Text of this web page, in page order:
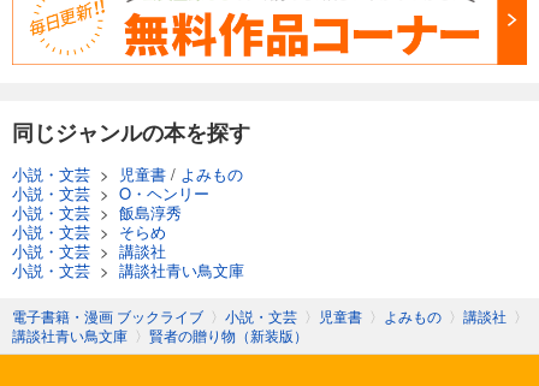
同じジャンルの本を探す
小説・文芸 > 児童書 / よみもの
小説・文芸 > O・ヘンリー
小説・文芸 > 飯島淳秀
小説・文芸 > そらめ
小説・文芸 > 講談社
小説・文芸 > 講談社青い鳥文庫
電子書籍・漫画 ブックライブ 〉 小説・文芸 〉 児童書 〉 よみもの 〉 講談社 〉
講談社青い鳥文庫 〉 賢者の贈り物（新装版）